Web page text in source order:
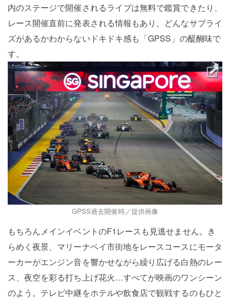
内のステージで開催されるライブは無料で鑑賞できたり、
レース開催直前に発表される情報もあり、どんなサプライ
ズがあるかわからないドキドキ感も「GPSS」の醍醐味で
す。
GPSS過去開催時／提供画像
もちろんメインイベントのF1レースも見逃せません。き
らめく夜景、マリーナベイ市街地をレースコースにモータ
ーカーがエンジン音を響かせながら繰り広げる白熱のレー
ス、夜空を彩る打ち上げ花火…すべてが映画のワンシーン
のよう。テレビ中継をホテルや飲食店で観戦するのもひと